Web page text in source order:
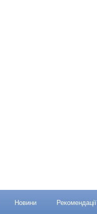
Новини Рекомендації